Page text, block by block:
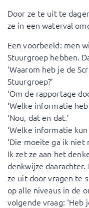
Door ze te uit te
ze in een waterval
Een voorbeeld: men
Stuurgroep hebben.
‘Waarom heb je de
Stuurgroep?’
‘Om de rapportage
‘Welke informatie heb
‘Nou, dat en dat.’
‘Welke informatie
‘Die moeite ga ik niet
Ik zet ze aan het
denkwijze
ze uit door vragen te
op alle niveaus in de
volgende vraag: ‘Heb